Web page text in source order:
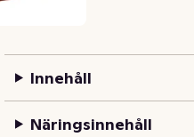
Innehåll
Näringsinnehåll